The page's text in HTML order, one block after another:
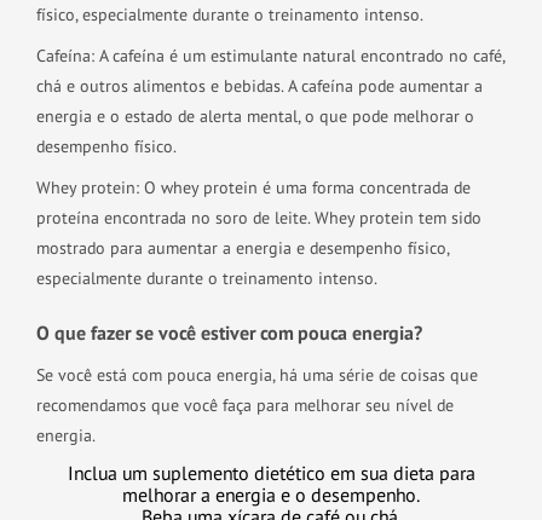
físico, especialmente durante o treinamento intenso.
Cafeína: A cafeína é um estimulante natural encontrado no café,
chá e outros alimentos e bebidas. A cafeína pode aumentar a
energia e o estado de alerta mental, o que pode melhorar o
desempenho físico.
Whey protein: O whey protein é uma forma concentrada de
proteína encontrada no soro de leite. Whey protein tem sido
mostrado para aumentar a energia e desempenho físico,
especialmente durante o treinamento intenso.
O que fazer se você estiver com pouca energia?
Se você está com pouca energia, há uma série de coisas que
recomendamos que você faça para melhorar seu nível de
energia.
Inclua um suplemento dietético em sua dieta para
melhorar a energia e o desempenho.